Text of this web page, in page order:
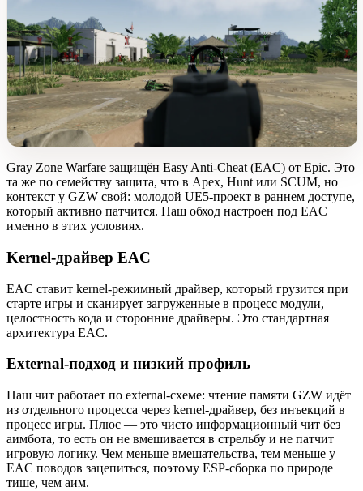
Gray Zone Warfare защищён Easy Anti-Cheat (EAC) от Epic. Это
та же по семейству защита, что в Apex, Hunt или SCUM, но
контекст у GZW свой: молодой UE5-проект в раннем доступе,
который активно патчится. Наш обход настроен под EAC
именно в этих условиях.
Kernel-драйвер EAC
EAC ставит kernel-режимный драйвер, который грузится при
старте игры и сканирует загруженные в процесс модули,
целостность кода и сторонние драйверы. Это стандартная
архитектура EAC.
External-подход и низкий профиль
Наш чит работает по external-схеме: чтение памяти GZW идёт
из отдельного процесса через kernel-драйвер, без инъекций в
процесс игры. Плюс — это чисто информационный чит без
аимбота, то есть он не вмешивается в стрельбу и не патчит
игровую логику. Чем меньше вмешательства, тем меньше у
EAC поводов зацепиться, поэтому ESP-сборка по природе
тише, чем аим.